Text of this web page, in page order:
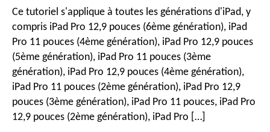
un
DVD
en
vidéo
iPad
pour
lire
facilement
un
DVD
Ce tutoriel s'applique à toutes les générations d'iPad, y
compris iPad Pro 12,9 pouces (6ème génération), iPad
Pro 11 pouces (4ème génération), iPad Pro 12,9 pouces
(5ème génération), iPad Pro 11 pouces (3ème
génération), iPad Pro 12,9 pouces (4ème génération),
iPad Pro 11 pouces (2ème génération), iPad Pro 12,9
pouces (3ème génération), iPad Pro 11 pouces, iPad Pro
12,9 pouces (2ème génération), iPad Pro […]